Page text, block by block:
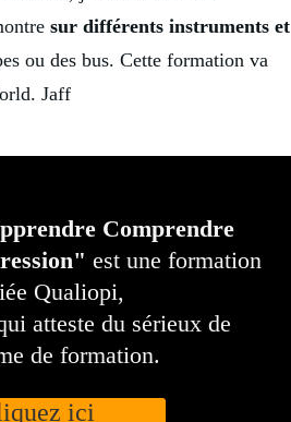
sur différents instruments et
ou des bus. Cette formation va
Jaff
Comprendre
est une formation
Qualiopi,
atteste du sérieux de
de formation.
ici